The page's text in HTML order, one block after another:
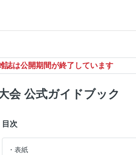
誌は公開期間が終了しています
会 公式ガイドブック
目次
表紙